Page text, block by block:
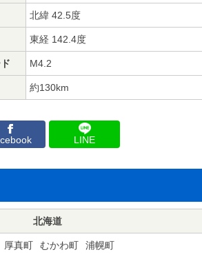
北緯 42.5度
東経 142.4度
M4.2
約130km
LINE
北海道
厚真町 むかわ町 浦幌町